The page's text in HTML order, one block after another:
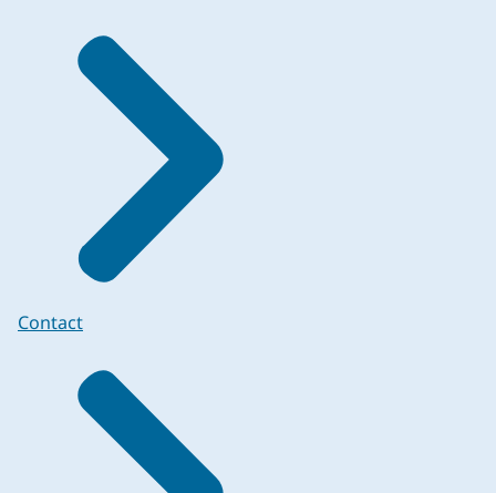
Contact